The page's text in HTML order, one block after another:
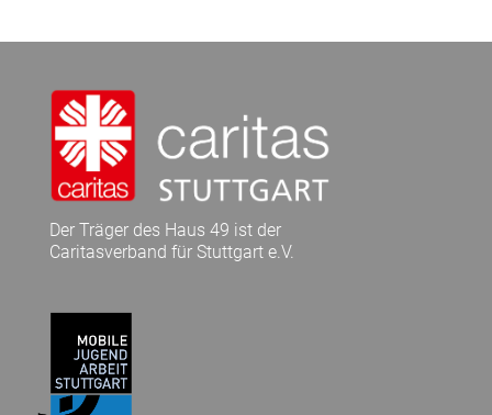
Der Träger des Haus 49 ist der
Caritasverband für Stuttgart e.V.